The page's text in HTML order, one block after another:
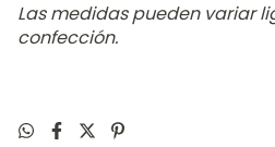
Las medidas pueden variar
confección.